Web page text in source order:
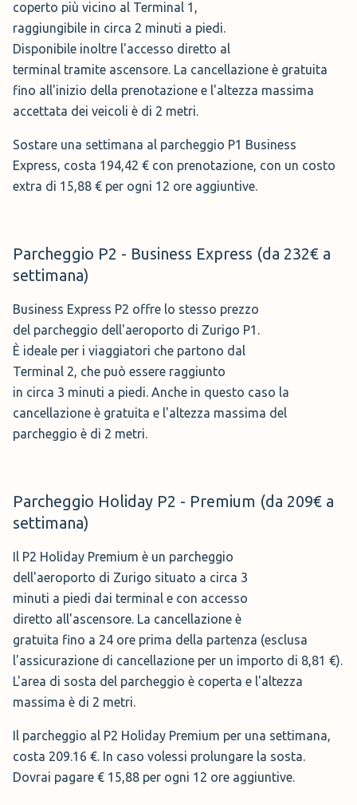
Gli orari di accettazione sono dalle 03:00 alle 00:00.
🕤 Orari:03:00 alle 00:00.
🚌 Servizio:Navetta
🅿️ Posti Auto:coperti e scoperti
Il parcheggioParking Airport Zürich
pressi del Zurigo Aeroporto, la distanza è di soli 7 minuti, gli
orari lavorativi vanno dalle 04:00 - 00:00. Presso il parking è
presente un'area ristoro e un wc. Potrete inoltre scegliere
per un parcheggio coperto.
04:00 alle 00:00.
🚌 Servizio: Navetta
Shuttle Parking Embrach(
settimana)
Parkplatz Onlineoffre un ampio parcheggio aeroporto
Zurigo aperto h24 tutti i giorni dell’anno a soli 4 Km
dall'aerostazione! Il parcheggio in questione dispone
infatti di un’area di sosta interamente al coperto,
illuminata e costantemente protetta sia da un sistema di
accesso controllato che da un moderno sistema di
telecamere di videosorveglianza, consigliata per
comodità e sicurezza in particolare se cerchi un
del parcheggio dell'aeroporto di Zurigo P1.
È ideale per i viaggiatori che partono dal
Terminal 2, che può essere raggiunto
in circa 3 minuti a piedi. Anche in questo caso la
cancellazione è gratuita e l'altezza massima del
parcheggio è di 2 metri.
Parcheggio Holiday P2 - Premium (da 209€ a
settimana)
dell'aeroporto di Zurigo situato a circa 3
minuti a piedi dai terminal e con accesso
gratuita fino a 24 ore prima della partenza (esclusa
l'assicurazione di cancellazione per un importo di 8,81 €).
L'area di sosta del parcheggio è coperta e l'altezza
massima è di 2 metri.
Il parcheggio al P2 Holiday Premium per una settimana,
costa 209.16 €. In caso volessi prolungare la sosta.
P6 Business (da 180€ a settimana)
Il Business P6 all'aeroporto di Zurigo è un
parcheggio coperto distante 5 minuti a
piedi dai terminal. Ha diversi posti auto
riservati alle auto elettriche, tuttavia un
posto per il tuo veicolo elettrico non può essere
garantito senza riservare in modo specifico il parcheggio
Park & Charge P6. La cancellazione è gratuita. Anche in
questo caso l'altezza massima è di 2 metri. Il parcheggio
un posto auto in anticipo.
In caso la sosta sia più lunga è previsto un costo di €
coperto più vicino al Terminal 1,
raggiungibile in circa 2 minuti a piedi.
Disponibile inoltre l'accesso diretto al
terminal tramite ascensore. La cancellazione è gratuita
fino all'inizio della prenotazione e l'altezza massima
accettata dei veicoli è di 2 metri.
Sostare una settimana al parcheggio P1 Business
Express, costa 194,42 € con prenotazione, con un costo
extra di 15,88 € per ogni 12 ore aggiuntive.
Parcheggio P2 - Business Express (da 232€ a
settimana)
Business Express P2 offre lo stesso prezzo
del parcheggio dell'aeroporto di Zurigo P1.
È ideale per i viaggiatori che partono dal
Terminal 2, che può essere raggiunto
in circa 3 minuti a piedi. Anche in questo caso la
cancellazione è gratuita e l'altezza massima del
parcheggio è di 2 metri.
Parcheggio Holiday P2 - Premium (da 209€ a
settimana)
Il P2 Holiday Premium è un parcheggio
dell'aeroporto di Zurigo situato a circa 3
minuti a piedi dai terminal e con accesso
diretto all'ascensore. La cancellazione è
gratuita fino a 24 ore prima della partenza (esclusa
l'assicurazione di cancellazione per un importo di 8,81 €).
L'area di sosta del parcheggio è coperta e l'altezza
massima è di 2 metri.
Il parcheggio al P2 Holiday Premium per una settimana,
costa 209.16 €. In caso volessi prolungare la sosta.
Dovrai pagare € 15,88 per ogni 12 ore aggiuntive.